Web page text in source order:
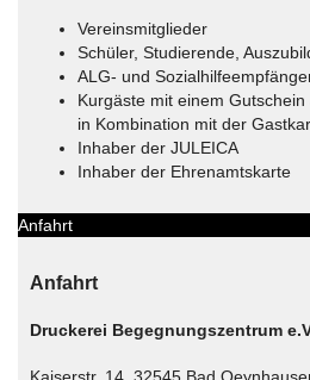
Vereinsmitglieder
Schüler, Studierende,
ALG- und
Kurgäste mit einem
in Kombination mit der
Inhaber der JULEICA
Inhaber der Ehrenamtskarte
Anfahrt
Anfahrt
Druckerei Begegnungszentrum
Kaiserstr. 14, 32545 Bad